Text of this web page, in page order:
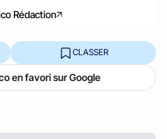
Rédaction
CLASSER
en favori sur Google